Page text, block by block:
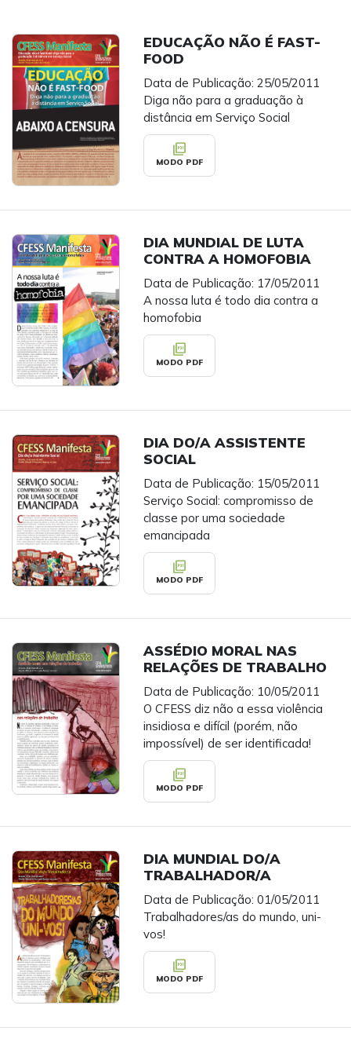
EDUCAÇÃO NÃO É FAST-
FOOD
Data de Publicação: 25/05/2011
Diga não para a graduação à
distância em Serviço Social
picture_as_pdf
MODO PDF
DIA MUNDIAL DE LUTA
CONTRA A HOMOFOBIA
Data de Publicação: 17/05/2011
A nossa luta é todo dia contra a
homofobia
picture_as_pdf
MODO PDF
DIA DO/A ASSISTENTE
SOCIAL
Data de Publicação: 15/05/2011
Serviço Social: compromisso de
classe por uma sociedade
emancipada
picture_as_pdf
MODO PDF
ASSÉDIO MORAL NAS
RELAÇÕES DE TRABALHO
Data de Publicação: 10/05/2011
O CFESS diz não a essa violência
insidiosa e difícil (porém, não
impossível) de ser identificada!
picture_as_pdf
MODO PDF
DIA MUNDIAL DO/A
TRABALHADOR/A
Data de Publicação: 01/05/2011
Trabalhadores/as do mundo, uni-
vos!
picture_as_pdf
MODO PDF